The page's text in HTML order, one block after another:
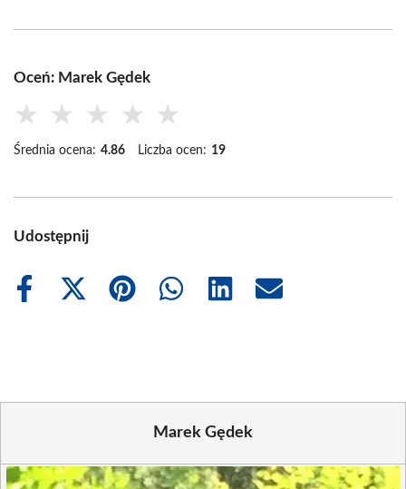
Oceń: Marek Gędek
★ ★ ★ ★ ★
Średnia ocena: 4.86 Liczba ocen: 19
Udostępnij
Share
Share
Share
Share
Share
Share
Marek Gędek